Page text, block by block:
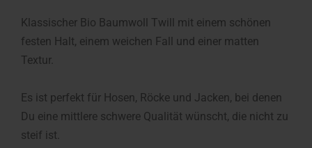
Klassischer Bio Baumwoll Twill mit einem schönen
festen Halt, einem weichen Fall und einer matten
Textur.
Es ist perfekt für Hosen, Röcke und Jacken, bei denen
Du eine mittlere schwere Qualität wünscht, die nicht zu
steif ist.